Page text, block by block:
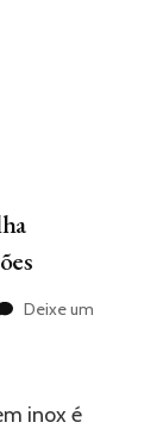
Deixe um
inox é